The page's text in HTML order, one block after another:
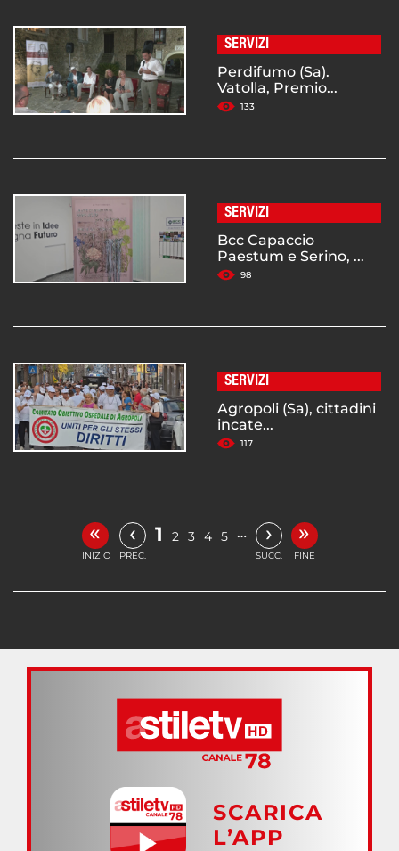
SERVIZI
Perdifumo (Sa).
Vatolla, Premio...
133
SERVIZI
Bcc Capaccio
Paestum e Serino, ...
98
SERVIZI
Agropoli (Sa), cittadini
incate...
117
«
INIZIO
‹
PREC.
1 2 3 4 5 … ›
SUCC.
»
FINE
SCARICA
L’APP